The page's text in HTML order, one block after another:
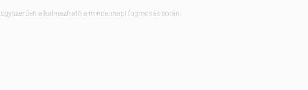
Egyszerűen alkalmazható a mindennapi fogmosás során.